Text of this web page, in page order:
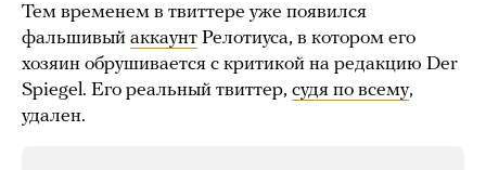
Тем временем в твиттере уже появился
фальшивый аккаунт Релотиуса, в котором его
хозяин обрушивается с критикой на редакцию Der
Spiegel. Его реальный твиттер, судя по всему,
удален.